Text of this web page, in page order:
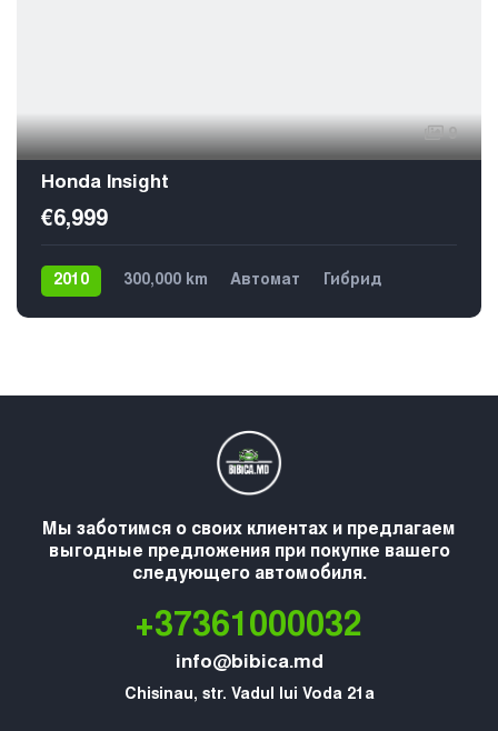
9
Honda Insight
€6,999
2010 300,000 km Автомат
Гибрид
Мы заботимся о своих клиентах и предлагаем
выгодные предложения при покупке вашего
следующего автомобиля.
+37361000032
info@bibica.md
Chisinau, str. Vadul lui Voda 21a